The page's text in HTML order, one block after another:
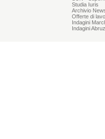
Studia Iuris
Archivio
Offerte di
Indagini
Indagini